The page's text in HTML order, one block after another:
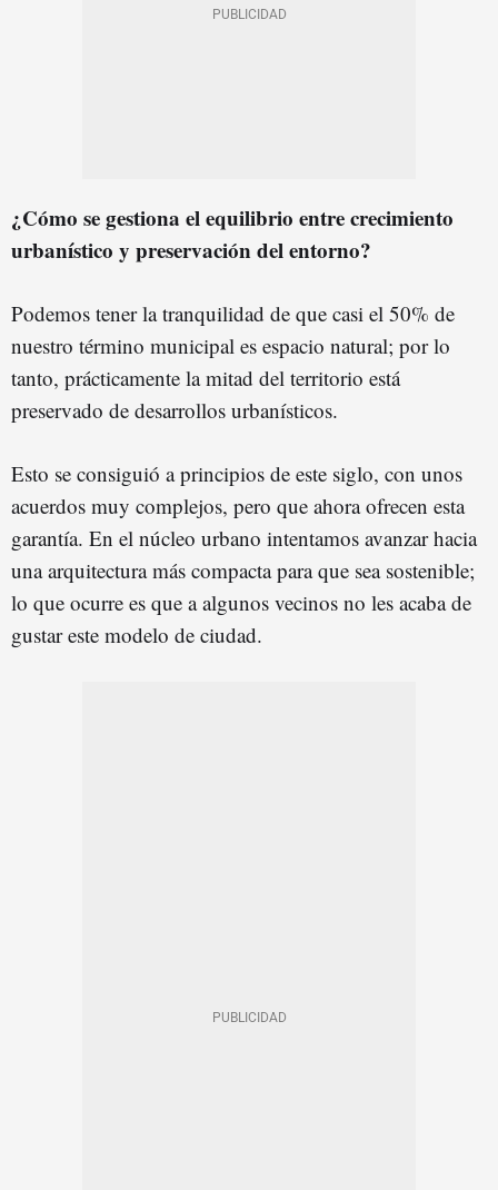
¿Cómo se gestiona el equilibrio entre crecimiento
urbanístico y preservación del entorno?
Podemos tener la tranquilidad de que casi el 50% de
nuestro término municipal es espacio natural; por lo
tanto, prácticamente la mitad del territorio está
preservado de desarrollos urbanísticos.
Esto se consiguió a principios de este siglo, con unos
acuerdos muy complejos, pero que ahora ofrecen esta
garantía. En el núcleo urbano intentamos avanzar hacia
una arquitectura más compacta para que sea sostenible;
lo que ocurre es que a algunos vecinos no les acaba de
gustar este modelo de ciudad.